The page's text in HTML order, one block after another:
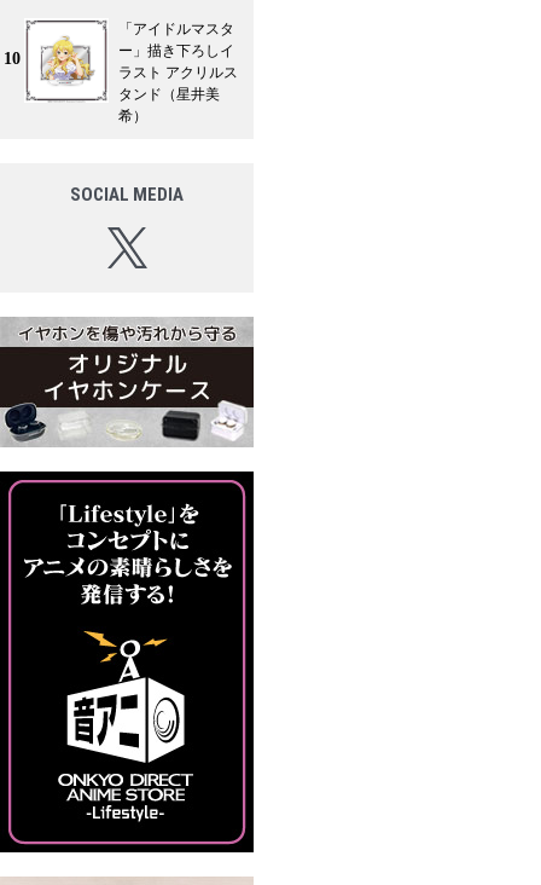
10
「アイドルマスタ
ー」描き下ろしイ
ラスト アクリルス
タンド（星井美
希）
SOCIAL MEDIA